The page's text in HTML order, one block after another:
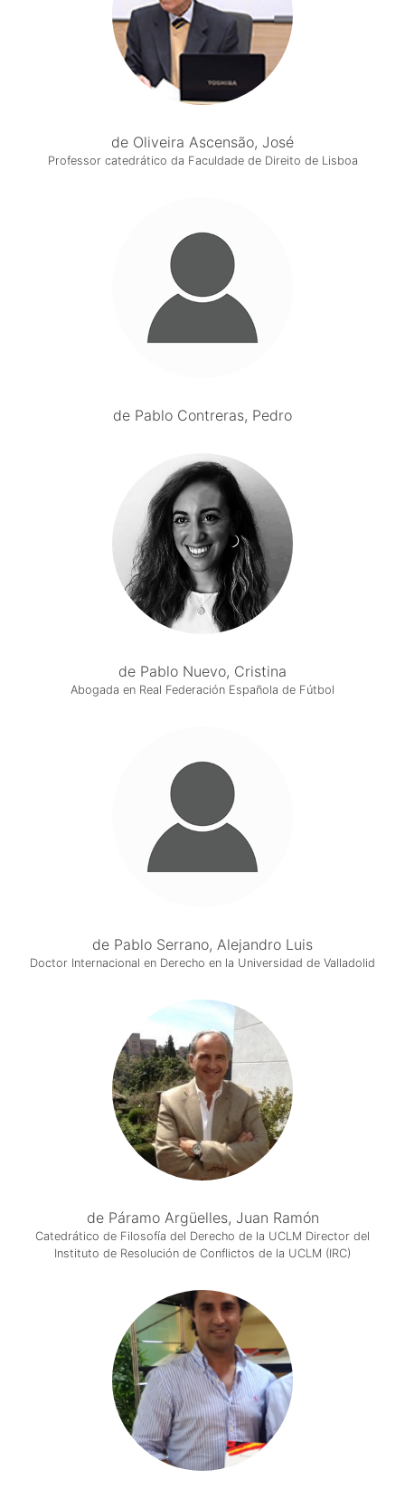
de Oliveira Ascensão, José
Professor catedrático da Faculdade de Direito de Lisboa
de Pablo Contreras, Pedro
de Pablo Nuevo, Cristina
Abogada en Real Federación Española de Fútbol
de Pablo Serrano, Alejandro Luis
Doctor Internacional en Derecho en la Universidad de Valladolid
de Páramo Argüelles, Juan Ramón
Catedrático de Filosofía del Derecho de la UCLM Director del
Instituto de Resolución de Conflictos de la UCLM (IRC)